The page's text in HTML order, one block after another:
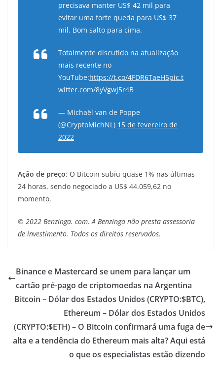
precisava manter US$ 42 mil para
evitar uma forte queda para US$ 37
mil. Bom salto para cima.
Totalmente discutido na atualização
mais recente no
YouTube:https://t.co/4FDR6TaeH5pic.t
witter.com/8yVgwJ5r4B
— Michaël van de Poppe
(@CryptoMichNL) 15 de fevereiro de
2022
Ação de preço: O Bitcoin subiu quase 1% nas últimas
24 horas, sendo negociado a US$ 44.059,62 no
momento.
© 2022 Benzinga. com. A Benzinga não presta assessoria
de investimento. Todos os direitos reservados.
Binance e Mastercard se unem para lançar um
cartão pré-pago de criptomoedas na Argentina
Bitcoin – Dólar dos Estados Unidos (CRYPTO:$BTC),
Ethereum – Dólar dos Estados Unidos
(CRYPTO:$ETH) – O Bitcoin confirmará uma fuga de
alta e a tendência do Ethereum mais alta? Aqui está
o que os especialistas estão dizendo